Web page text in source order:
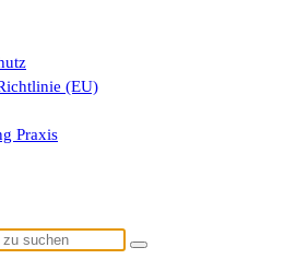
(EU)
Praxis